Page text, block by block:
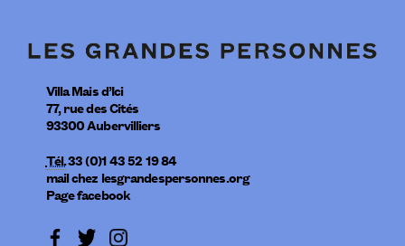
Villa Mais d’Ici
77, rue des Cités
93300Aubervilliers
Tél.33 (0)1 43 52 19 84
mailchez lesgrandespersonnes.org
Page facebook